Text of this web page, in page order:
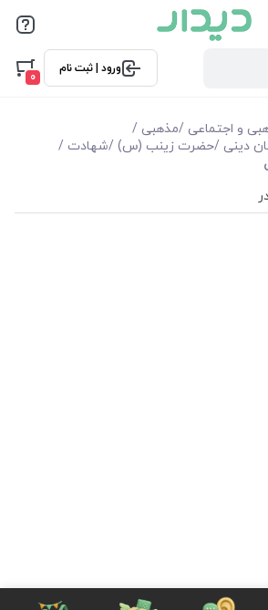
ورود | ثبت نام
0
و اجتماعی /مذهبی /
دینی /حضرت زینب (س) /شهادت /